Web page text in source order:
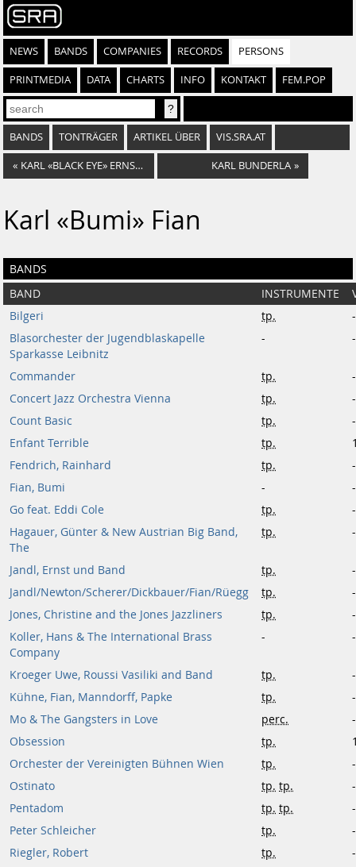
NEWS BANDS COMPANIES RECORDS PERSONS
PRINTMEDIA DATA CHARTS INFO KONTAKT FEM.POP
BANDS TONTRÄGER ARTIKEL ÜBER VIS.SRA.AT
« KARL «BLACK EYE» ERNSTHOFER KARL BUNDERLA »
Karl «Bumi» Fian
BANDS
BAND INSTRUMENTE
Bilgeri
tp.
-
Blasorchester der Jugendblaskapelle
Sparkasse Leibnitz
- -
Commander tp.
-
Concert Jazz Orchestra Vienna
tp.
-
Count Basic
tp.
-
Enfant Terrible
tp.
Fendrich, Rainhard
tp.
-
Fian, Bumi
-
-
Go feat. Eddi Cole
tp.
-
Hagauer, Günter & New Austrian Big Band,
The
tp. -
Jandl, Ernst und Band tp.
-
Jandl/Newton/Scherer/Dickbauer/Fian/Rüegg
tp.
-
Jones, Christine and the Jones Jazzliners
tp.
-
Koller, Hans & The International Brass
Company
- -
Kroeger Uwe, Roussi Vasiliki and Band tp.
-
Kühne, Fian, Manndorff, Papke
tp.
-
Mo & The Gangsters in Love
perc.
-
Obsession
tp.
Orchester der Vereinigten Bühnen Wien
tp.
-
Ostinato
tp. tp.
-
Pentadom
tp. tp.
-
Peter Schleicher
tp.
-
Riegler, Robert
tp.
-